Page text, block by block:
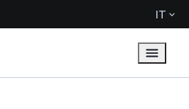
IT